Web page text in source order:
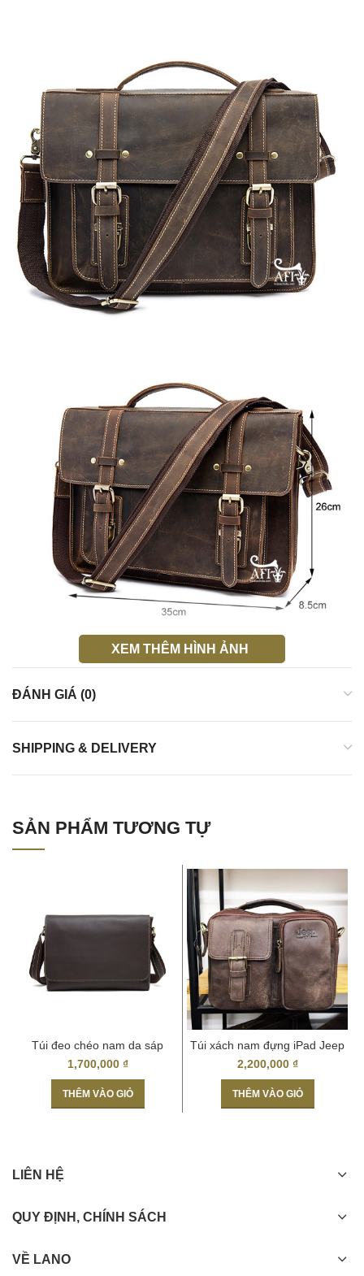
XEM THÊM HÌNH ẢNH
ĐÁNH GIÁ (0)
SHIPPING & DELIVERY
SẢN PHẨM TƯƠNG TỰ
Túi đeo chéo nam da sáp
đựng macbook 13″ CD47
1,700,000 ₫
THÊM VÀO GIỎ
Túi xách nam đựng iPad Jeep
J19 – 2017
2,200,000 ₫
THÊM VÀO GIỎ
LIÊN HỆ
QUY ĐỊNH, CHÍNH SÁCH
VỀ LANO